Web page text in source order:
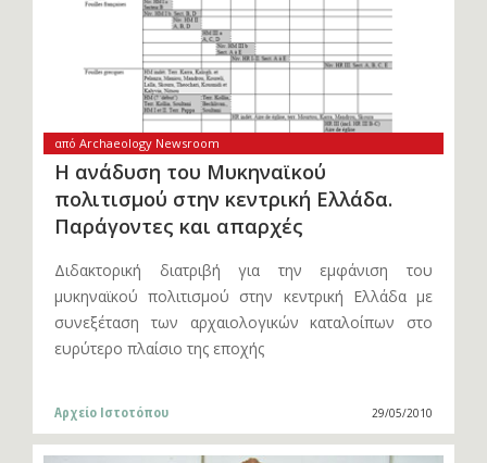
από Archaeology Newsroom
Η ανάδυση του Μυκηναϊκού
πολιτισμού στην κεντρική Ελλάδα.
Παράγοντες και απαρχές
Διδακτορική διατριβή για την εμφάνιση του
μυκηναϊκού πολιτισμού στην κεντρική Ελλάδα με
συνεξέταση των αρχαιολογικών καταλοίπων στο
ευρύτερο πλαίσιο της εποχής
Αρχείο Ιστοτόπου 29/05/2010